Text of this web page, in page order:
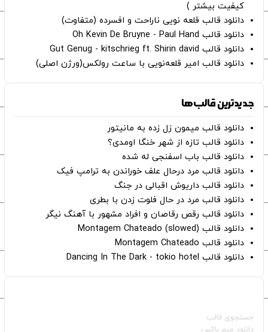
کیفیت بیشتر )
دانلود قالب قلعه نویی ناراحت و افسرده (متفاوت)
دانلود قالب Oh Kevin De Bruyne - Paul Hand
دانلود قالب Gut Genug - kitschrieg ft. Shirin david
دانلود قالب امیر قلعه‌نویی با ساعت رولکس(ورژن اصلی)
جدیدترین قالب‌ها
دانلود قالب میمون زل زده به مانیتور
دانلود قالب تازه از شهر خنگا اومدی؟
دانلود قالب باب اسفنجی له شده
دانلود قالب مرد درحال علف خوراندن به ترامپ فیک
دانلود قالب داریوش اقبالی در جنگ
دانلود قالب مرد در حال فلوت زدن با بطری
دانلود قالب رقص رقاصان و افراد مشهور با آهنگ نیگر
دانلود قالب Montagem Chateado (slowed)
دانلود قالب Montagem Chateado
دانلود قالب Dancing In The Dark - tokio hotel
جستجوی قالب
دانلود میم باکس